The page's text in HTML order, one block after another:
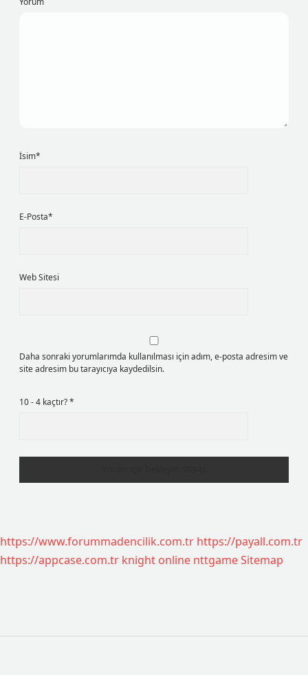
İsim*
E-Posta*
Web Sitesi
Daha sonraki yorumlarımda kullanılması için adım, e-posta adresim ve
site adresim bu tarayıcıya kaydedilsin.
10 - 4 kaçtır?*
https://www.forummadencilik.com.tr https://payall.com.tr
https://appcase.com.tr knight online nttgameSitemap